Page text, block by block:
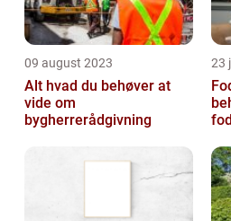
09 august 2023
Alt hvad du behøver at
vide om
bygherrerådgivning
23